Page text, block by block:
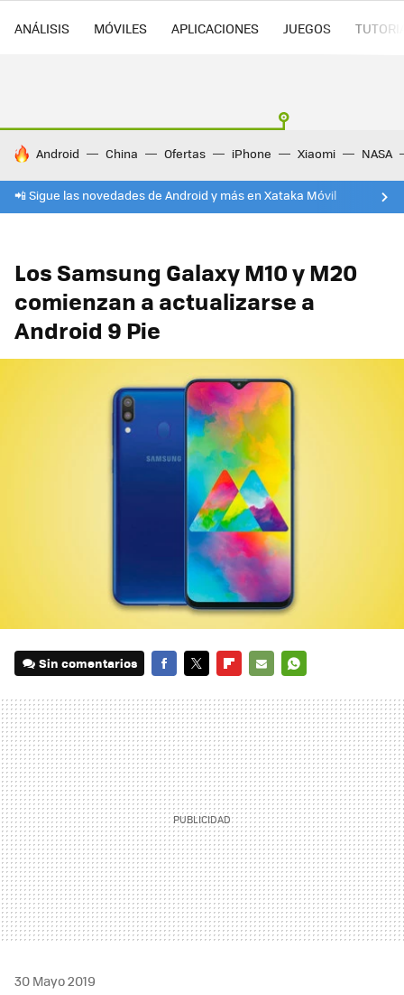
ANÁLISIS MÓVILES APLICACIONES JUEGOS
HOY SE HABLA DE
Android China Ofertas iPhone Xiaomi NASA
📲 Sigue las novedades de Android y más en Xataka Móvil
Los Samsung Galaxy M10 y M20
comienzan a actualizarse a
Android 9 Pie
Sin comentarios
MAIL
30 Mayo 2019